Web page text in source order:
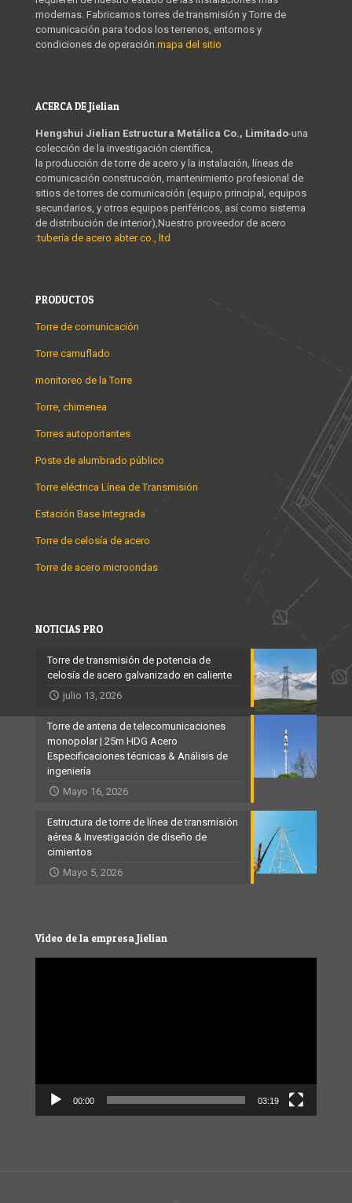
modernas. Fabricamos torres de transmisión y Torre de
comunicación para todos los terrenos, entornos y
condiciones de operación. mapa del sitio
ACERCA DE Jielian
Hengshui Jielian Estructura Metálica Co., Limitado-una
colección de la investigación científica,
la producción de torre de acero y la instalación, líneas de
comunicación construcción, mantenimiento profesional de
sitios de torres de comunicación (equipo principal, equipos
secundarios, y otros equipos periféricos, así como sistema
de distribución de interior),Nuestro proveedor de acero
:tubería de acero abter co., ltd
PRODUCTOS
Torre de comunicación
Torre camuflado
monitoreo de la Torre
Torre, chimenea
Torres autoportantes
Poste de alumbrado público
Torre eléctrica Línea de Transmisión
Estación Base Integrada
Torre de celosía de acero
Torre de acero microondas
NOTICIAS PRO
Torre de transmisión de potencia de
celosía de acero galvanizado en caliente
julio 13, 2026
Torre de antena de telecomunicaciones
monopolar | 25m HDG Acero
Especificaciones técnicas & Análisis de
ingeniería
Mayo 16, 2026
Estructura de torre de línea de transmisión
aérea & Investigación de diseño de
cimientos
Mayo 5, 2026
Vídeo de la empresa Jielian
00:00 03:19